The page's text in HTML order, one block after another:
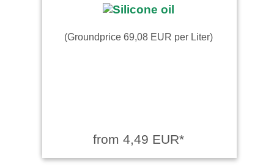
(Groundprice 69,08 EUR per Liter)
from 4,49 EUR*